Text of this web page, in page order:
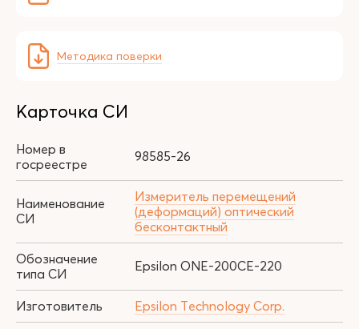
Методика поверки
Карточка СИ
Номер в
госреестре
98585-26
Наименование
СИ
Измеритель перемещений
(деформаций) оптический
бесконтактный
Обозначение
типа СИ
Epsilon ONE-200CE-220
Изготовитель
Epsilon Technology Corp.